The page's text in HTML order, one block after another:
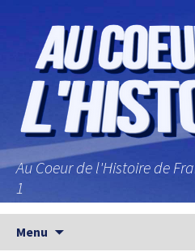
Au Coeur de l'Histoire de
1
Menu